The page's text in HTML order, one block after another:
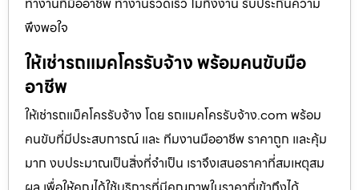
พึงพอใจ
ให้เช่ารถแมคโครรับจ้าง พร้อมคนขับมือ
อาชีพ
ให้เช่ารถแม็คโครรับจ้าง โดย รถแมคโครรับจ้าง.com พร้อม
คนขับที่มีประสบการณ์ และ ทีมงานมืออาชีพ ราคาถูก และคุ้ม
มาก งบประมาณเป็นสิ่งที่จำเป็น เราจึงเสนอราคาที่สมเหตุสม